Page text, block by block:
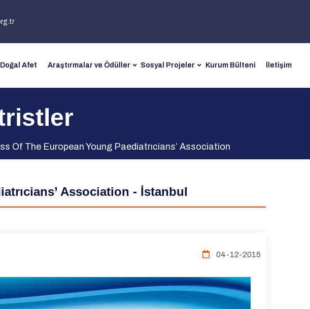
Afet Araştırmalar ve Ödüller Sosyal Projeler Kurum Bülteni İletişim
Of The European Young Paediatrıcians’ Association
Association - İstanbul
04-12-2015